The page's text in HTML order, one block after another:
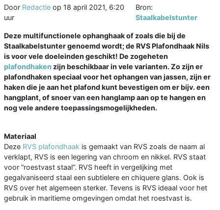
Door Redactie op 18 april 2021, 6:20
uur
Bron:
Staalkabelstunter
Deze multifunctionele ophanghaak of zoals die bij de
Staalkabelstunter genoemd wordt; de RVS Plafondhaak Nils
is voor vele doeleinden geschikt! De zogeheten
plafondhaken zijn beschikbaar in vele varianten. Zo zijn er
plafondhaken speciaal voor het ophangen van jassen, zijn er
haken die je aan het plafond kunt bevestigen om er bijv. een
hangplant, of snoer van een hanglamp aan op te hangen en
nog vele andere toepassingsmogelijkheden.
Materiaal
Deze RVS plafondhaak is gemaakt van RVS zoals de naam al
verklapt, RVS is een legering van chroom en nikkel. RVS staat
voor “roestvast staal”. RVS heeft in vergelijking met
gegalvaniseerd staal een subtielere en chiquere glans. Ook is
RVS over het algemeen sterker. Tevens is RVS ideaal voor het
gebruik in maritieme omgevingen omdat het roestvast is.